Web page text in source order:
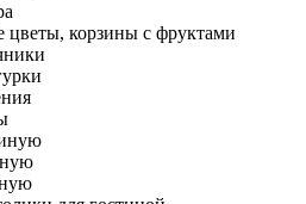
цветы, корзины с фруктами